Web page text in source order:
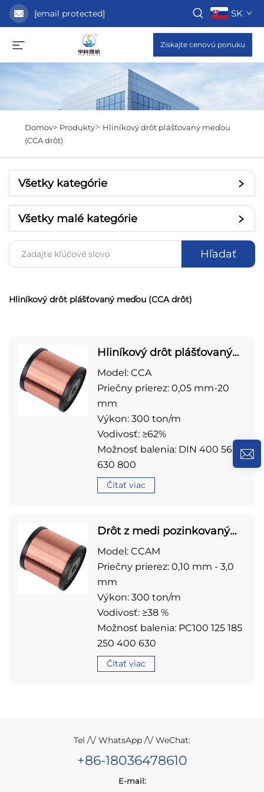
[email protected] SK
Získajte cenovú ponuku
Domov> Produkty> Hliníkový drôt plášťovaný meďou
(CCA drôt)
Všetky kategórie
Všetky malé kategórie
Hľadať
Hliníkový drôt plášťovaný meďou (CCA drôt)
Hliníkový drôt plášťovaný
meďou (CCA drôt)
Model: CCA
Priečny prierez: 0,05 mm-20
mm
Výkon: 300 ton/m
Vodivosť: ≥62%
Možnosť balenia: DIN 400 560
630 800
Čítať viac
Drôt z medi pozinkovaný
hliníkom a horčíkom
(CCAM drôt)
Model: CCAM
Priečny prierez: 0,10 mm - 3,0
mm
Výkon: 300 ton/m
Vodivosť: ≥38 %
Možnosť balenia: PC100 125 185
250 400 630
Čítať viac
Tel /\/ WhatsApp /\/ WeChat:
+86-18036478610
E-mail: